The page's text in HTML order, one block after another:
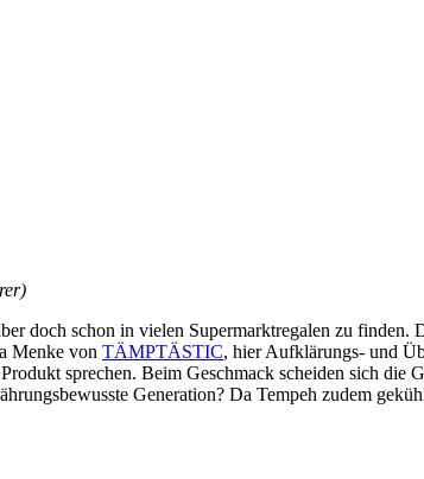
doch schon in vielen Supermarktregalen zu finden.
Menke von TÄMPTÄSTIC, hier Aufklärungs- und
sprechen. Beim Geschmack scheiden sich die
Generation? Da Tempeh zudem